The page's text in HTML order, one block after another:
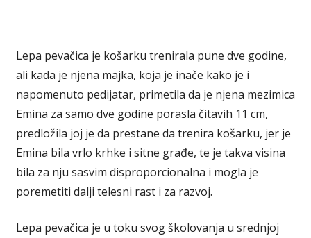
Lepa pevačica je košarku trenirala pune dve godine,
ali kada je njena majka, koja je inače kako je i
napomenuto pedijatar, primetila da je njena mezimica
Emina za samo dve godine porasla čitavih 11 cm,
predložila joj je da prestane da trenira košarku, jer je
Emina bila vrlo krhke i sitne građe, te je takva visina
bila za nju sasvim disproporcionalna i mogla je
poremetiti dalji telesni rast i za razvoj.
Lepa pevačica je u toku svog školovanja u srednjoj